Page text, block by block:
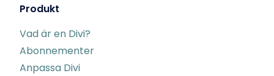
Produkt
Vad är en Divi?
Abonnementer
Anpassa Divi